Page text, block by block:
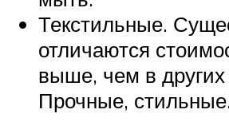
Текстильные.
отличаются
выше, чем в других
Прочные,